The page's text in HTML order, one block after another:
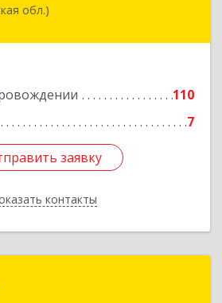
обл.)
110
7
заявку
контакты
Курская обл, Железногорск г,
заявку
Назад